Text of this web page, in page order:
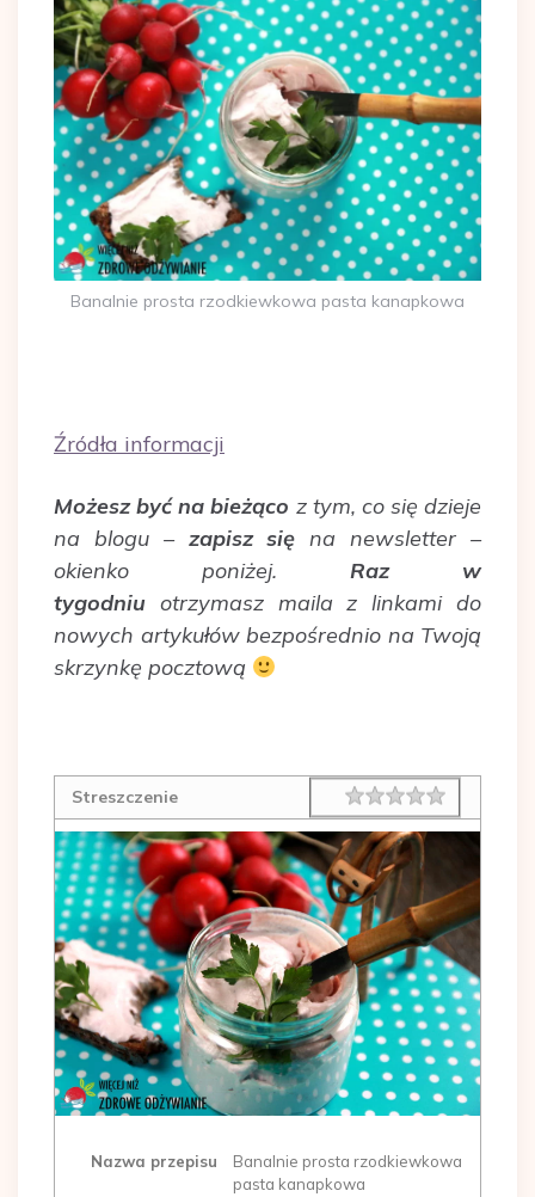
Banalnie prosta rzodkiewkowa pasta kanapkowa
Źródła informacji
Możesz być na bieżąco z tym, co się dzieje
na blogu – zapisz się na newsletter –
okienko poniżej. Raz w
tygodniu otrzymasz maila z linkami do
nowych artykułów bezpośrednio na Twoją
skrzynkę pocztową
Streszczenie Rating 1 star
2 stars
3 stars
4 stars
5 stars
Nazwa przepisu
Banalnie prosta rzodkiewkowa
pasta kanapkowa